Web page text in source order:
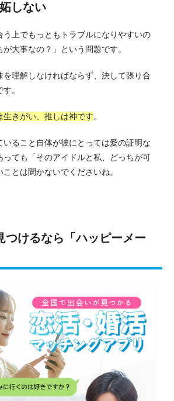
しない
う上でもっともトラブルになりやすいの
大事なの？」という問題です。
を理解しなければならず、決して張り合
。
生きがい、推しは神です。
いること自体が彼にとっては愛の証明な
っても「そのアイドルと私、どっちが可
とは聞かないでくださいね。
つけるなら「ハッピーメー